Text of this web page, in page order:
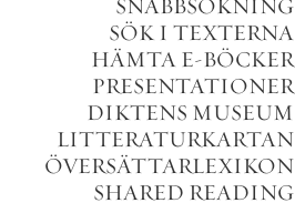
SNABBSÖKNING
SÖK I TEXTERNA
HÄMTA E-BÖCKER
PRESENTATIONER
DIKTENS MUSEUM
LITTERATURKARTAN
ÖVERSÄTTARLEXIKON
SHARED READING